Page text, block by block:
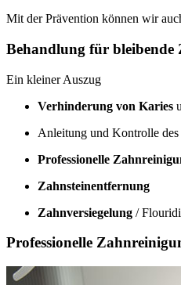
Mit der Prävention können wir
Behandlung für bleibende
Ein kleiner Auszug
Verhinderung von Karies
Anleitung und Kontrolle des
Professionelle
Zahnsteinentfernung
Zahnversiegelung /
Professionelle